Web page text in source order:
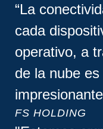
“La
cada
operativo, a
de la nube
FS HOLDING